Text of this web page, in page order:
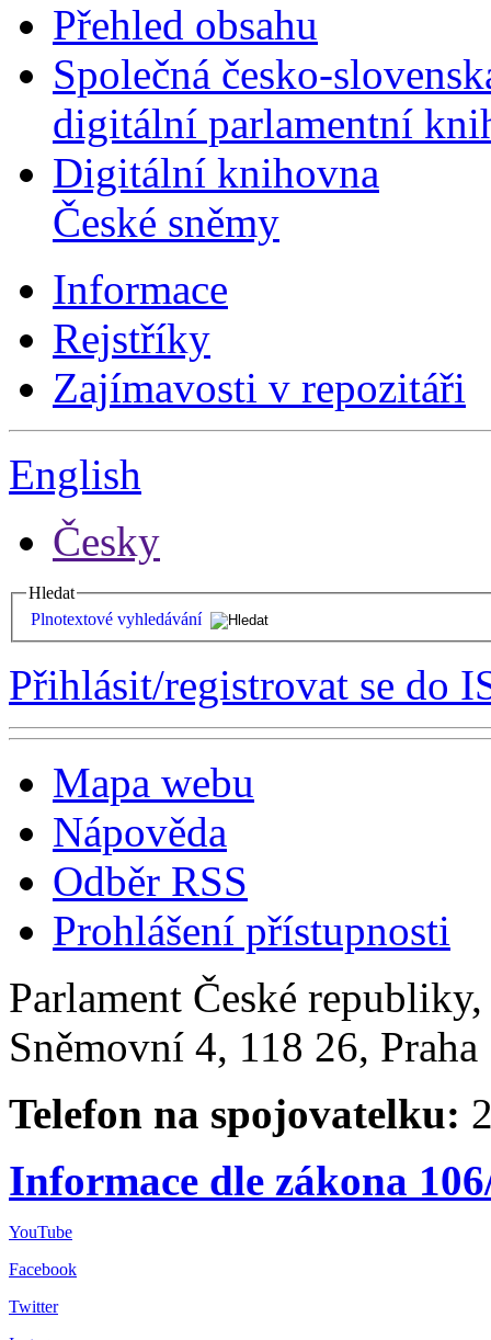
Přehled obsahu
Společná česko-
digitální parlamentní
Digitální knihovna
České sněmy
Informace
Rejstříky
Zajímavosti v repozitáři
English
Česky
Hledat
Plnotextové vyhledávání
Přihlásit/registrovat se do
Mapa webu
Nápověda
Odběr RSS
Prohlášení přístupnosti
Parlament České
Sněmovní 4, 118 26,
Telefon na spojovatelku:
Informace dle zákona
YouTube
Facebook
Twitter